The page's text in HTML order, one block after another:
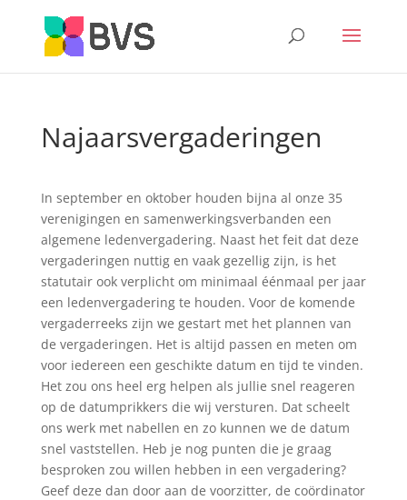
Najaarsvergaderingen
In september en oktober houden bijna al onze 35
verenigingen en samenwerkingsverbanden een
algemene ledenvergadering. Naast het feit dat deze
vergaderingen nuttig en vaak gezellig zijn, is het
statutair ook verplicht om minimaal éénmaal per jaar
een ledenvergadering te houden. Voor de komende
vergaderreeks zijn we gestart met het plannen van
de vergaderingen. Het is altijd passen en meten om
voor iedereen een geschikte datum en tijd te vinden.
Het zou ons heel erg helpen als jullie snel reageren
op de datumprikkers die wij versturen. Dat scheelt
ons werk met nabellen en zo kunnen we de datum
snel vaststellen. Heb je nog punten die je graag
besproken zou willen hebben in een vergadering?
Geef deze dan door aan de voorzitter, de coördinator